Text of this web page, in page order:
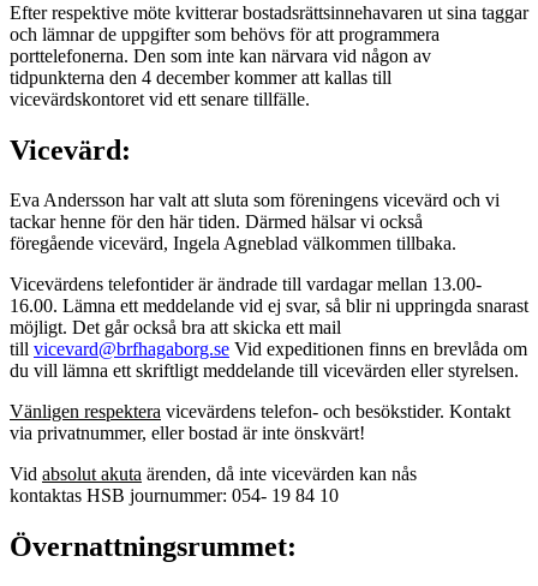
Efter respektive möte kvitterar bostadsrättsinnehavaren ut sina taggar
och lämnar de uppgifter som behövs för att programmera
porttelefonerna. Den som inte kan närvara vid någon av
tidpunkterna den 4 december kommer att kallas till
vicevärdskontoret vid ett senare tillfälle.
Vicevärd:
Eva Andersson har valt att sluta som föreningens vicevärd och vi
tackar henne för den här tiden. Därmed hälsar vi också
föregående vicevärd, Ingela Agneblad välkommen tillbaka.
Vicevärdens telefontider är ändrade till vardagar mellan 13.00-
16.00. Lämna ett meddelande vid ej svar, så blir ni uppringda snarast
möjligt. Det går också bra att skicka ett mail
till vicevard@brfhagaborg.se Vid expeditionen finns en brevlåda om
du vill lämna ett skriftligt meddelande till vicevärden eller styrelsen.
Vänligen respektera vicevärdens telefon- och besökstider. Kontakt
via privatnummer, eller bostad är inte önskvärt!
Vid absolut akuta ärenden, då inte vicevärden kan nås
kontaktas HSB journummer: 054- 19 84 10
Övernattningsrummet: